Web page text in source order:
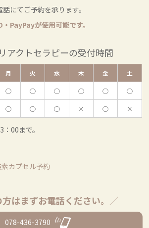
にてご予約を承ります。
PayPayが使用可能です。
アクトセラピーの受付時間
月 火 水 木 金 土
○ ○ ○ ○ ○ ○
○ ○ ○ × ○ ×
00まで。
カプセル予約
はまずお電話ください。／
078-436-3790